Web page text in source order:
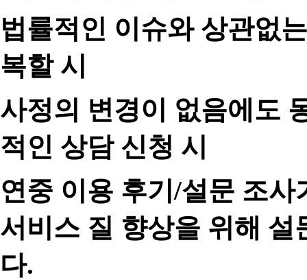
법률적인 이슈와 상관없
복할 시
사정의 변경이 없음에도
적인 상담 신청 시
연중 이용 후기/설문 조
서비스 질 향상을 위해
다.